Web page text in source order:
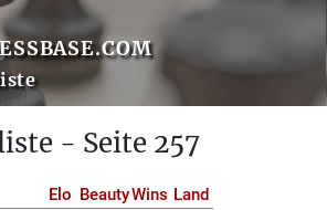
- Seite 257
Elo BeautyWins Land